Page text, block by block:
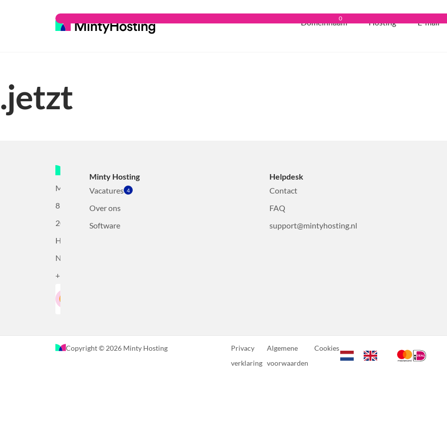
Domeinnaam Hosting E-mail
0
.jetzt
Mollerusweg
82
2031BZ
Haarlem,
Nederland
+31232305815
Minty Hosting
Vacatures 4
Over ons
Software
Helpdesk
Contact
FAQ
support@mintyhosting.nl
Copyright © 2026 Minty Hosting
Privacy
verklaring
Algemene
voorwaarden
Cookies